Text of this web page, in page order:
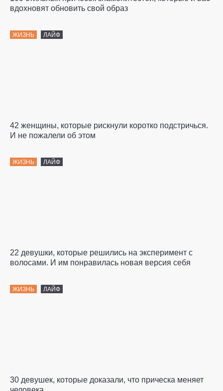
вдохновят обновить свой образ
ЖИЗНЬ ЛАЙФ
42 женщины, которые рискнули коротко подстричься.
И не пожалели об этом
ЖИЗНЬ ЛАЙФ
22 девушки, которые решились на эксперимент с
волосами. И им понравилась новая версия себя
ЖИЗНЬ ЛАЙФ
30 девушек, которые доказали, что прическа меняет